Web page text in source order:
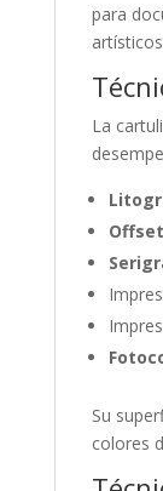
para
La
Offset
Su
colores